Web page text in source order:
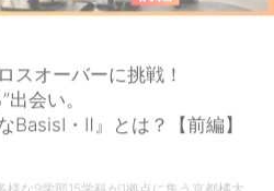
スオーバーに挑戦！
会い。
・Ⅱ』とは？【前編】